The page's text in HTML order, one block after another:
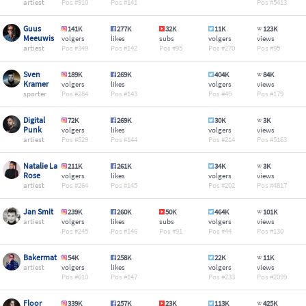
artiest
910
141
5413
Guus
Meeuwis
artiest
141K
volgers
349
277K
likes
142
32K
subs
95
11K
volgers
270
123K
views
95
Sven
Kramer
sporter
189K
volgers
284
269K
likes
143
404K
volgers
49
84K
views
179
Digital
Punk
artiest
72K
volgers
529
269K
likes
144
30K
volgers
214
3K
views
5163
Natalie La
Rose
artiest
211K
volgers
264
261K
likes
145
34K
volgers
202
3K
views
4817
Jan Smit
artiest
239K
volgers
245
260K
likes
146
50K
subs
91
464K
volgers
44
101K
views
130
Bakermat
artiest
54K
volgers
610
258K
likes
147
22K
volgers
233
11K
views
2099
Floor 339K 257K 23K 113K 425K